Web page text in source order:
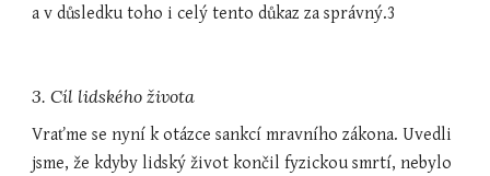
a v důsledku toho i celý tento důkaz za správný.3
3. Cíl lidského života
Vraťme se nyní k otázce sankcí mravního zákona. Uvedli
jsme, že kdyby lidský život končil fyzickou smrtí, nebylo